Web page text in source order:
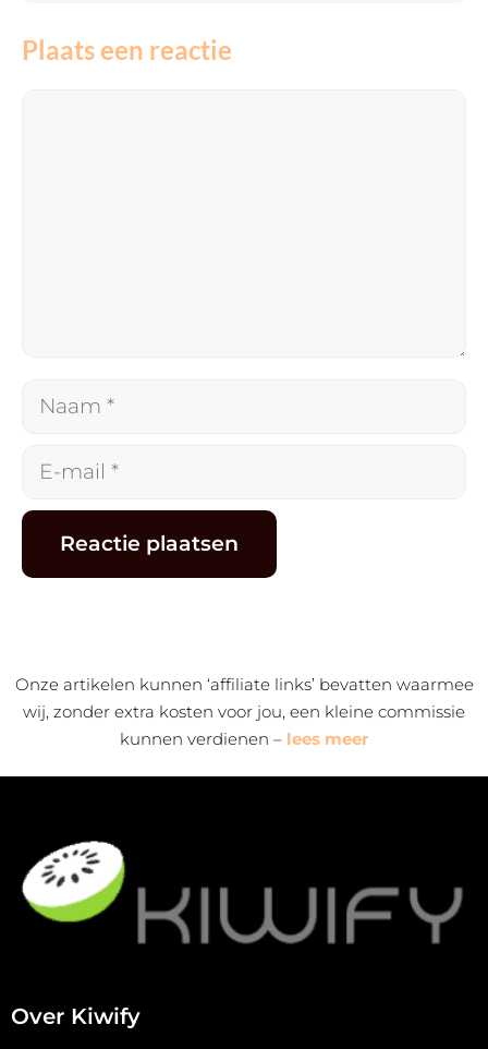
Plaats een reactie
Naam
E-
Onze artikelen kunnen ‘affiliate links’ bevatten waarmee
wij, zonder extra kosten voor jou, een kleine commissie
kunnen verdienen – lees meer
Over Kiwify